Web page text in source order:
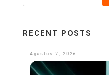
RECENT POSTS
Agustus 7, 2026